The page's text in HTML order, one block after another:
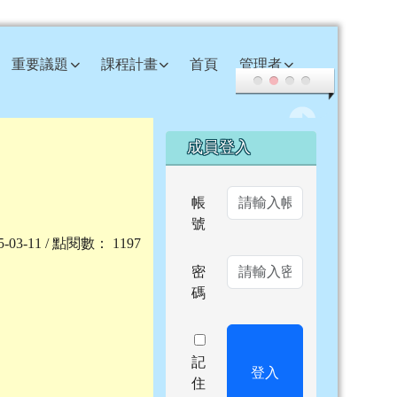
重要議題 課程計畫 首頁 管理者
03-11 / 點閱數： 1197
右邊區域內容
成員登入
帳
號
密
碼
記
住
登入